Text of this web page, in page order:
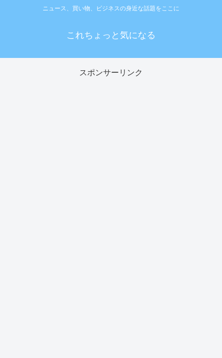
ニュース、買い物、ビジネスの身近な話題をここに
これちょっと気になる
スポンサーリンク